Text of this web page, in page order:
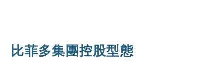
比菲多集團控股型態